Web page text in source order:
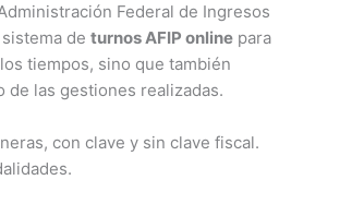
Federal de Ingresos
sistema deturnos AFIP online para
tiempos, sino que también
las gestiones realizadas.
con clave y sin clave fiscal.